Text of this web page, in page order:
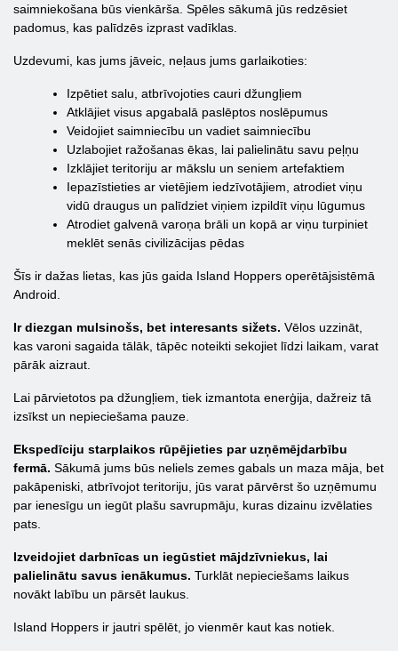
saimniekošana būs vienkārša. Spēles sākumā jūs redzēsiet
padomus, kas palīdzēs izprast vadīklas.
Uzdevumi, kas jums jāveic, neļaus jums garlaikoties:
Izpētiet salu, atbrīvojoties cauri džungļiem
Atklājiet visus apgabalā paslēptos noslēpumus
Veidojiet saimniecību un vadiet saimniecību
Uzlabojiet ražošanas ēkas, lai palielinātu savu peļņu
Izklājiet teritoriju ar mākslu un seniem artefaktiem
Iepazīstieties ar vietējiem iedzīvotājiem, atrodiet viņu
vidū draugus un palīdziet viņiem izpildīt viņu lūgumus
Atrodiet galvenā varoņa brāli un kopā ar viņu turpiniet
meklēt senās civilizācijas pēdas
Šīs ir dažas lietas, kas jūs gaida Island Hoppers operētājsistēmā
Android.
Ir diezgan mulsinošs, bet interesants sižets. Vēlos uzzināt,
kas varoni sagaida tālāk, tāpēc noteikti sekojiet līdzi laikam, varat
pārāk aizraut.
Lai pārvietotos pa džungļiem, tiek izmantota enerģija, dažreiz tā
izsīkst un nepieciešama pauze.
Ekspedīciju starplaikos rūpējieties par uzņēmējdarbību
fermā. Sākumā jums būs neliels zemes gabals un maza māja, bet
pakāpeniski, atbrīvojot teritoriju, jūs varat pārvērst šo uzņēmumu
par ienesīgu un iegūt plašu savrupmāju, kuras dizainu izvēlaties
pats.
Izveidojiet darbnīcas un iegūstiet mājdzīvniekus, lai
palielinātu savus ienākumus. Turklāt nepieciešams laikus
novākt labību un pārsēt laukus.
Island Hoppers ir jautri spēlēt, jo vienmēr kaut kas notiek.